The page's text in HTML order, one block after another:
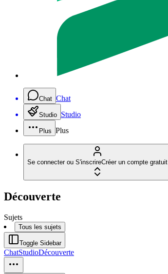
Chat Chat
Studio Studio
Plus Plus
Se connecter ou S'inscrireCréer un compte gratuit
Découverte
Sujets
Tous les sujets
Toggle Sidebar
ChatStudioDécouverte